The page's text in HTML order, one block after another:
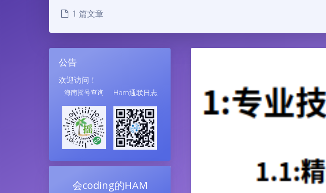
1 篇文章
公告
欢迎访问！
海南摇号查询 Ham通联日志
会coding的HAM